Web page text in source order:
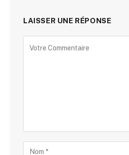
LAISSER UNE RÉPONSE